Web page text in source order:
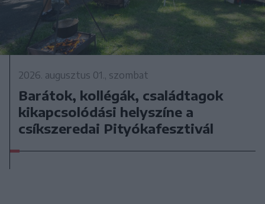
2026. augusztus 01., szombat
Barátok, kollégák, családtagok
kikapcsolódási helyszíne a
csíkszeredai Pityókafesztivál